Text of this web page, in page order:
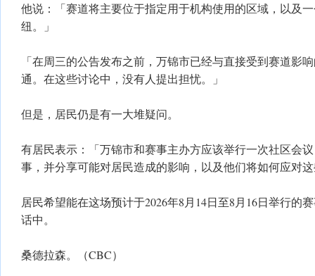
他说：「赛道将主要位于指定用于机构使用的区域，以及
纽。」
「在周三的公告发布之前，万锦市已经与直接受到赛道影
通。在这些讨论中，没有人提出担忧。」
但是，居民仍是有一大堆疑问。
有居民表示：「万锦市和赛事主办方应该举行一次社区会
事，并分享可能对居民造成的影响，以及他们将如何应对
居民希望能在这场预计于2026年8月14日至8月16日举行的
话中。
桑德拉森。（CBC）